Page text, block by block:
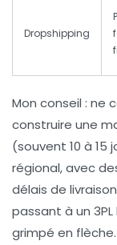
Dropshipping
Mon conseil : ne
construire une
(souvent 10 à 15
régional, avec
délais de
passant à un
grimpé en flèche.